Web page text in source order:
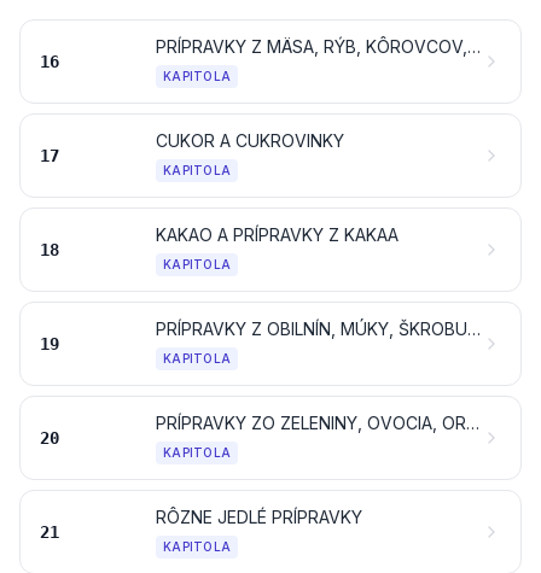
16
PRÍPRAVKY Z MÄSA, RÝB, KÔROVCOV, MÄKKÝŠOV ALEBO OSTATNÝCH VODNÝCH BEZSTAVOVCOV ALEBO HMYZU
KAPITOLA
17
CUKOR A CUKROVINKY
KAPITOLA
18
KAKAO A PRÍPRAVKY Z KAKAA
KAPITOLA
19
PRÍPRAVKY Z OBILNÍN, MÚKY, ŠKROBU ALEBO MLIEKA; CUKRÁRSKE VÝROBKY
KAPITOLA
20
PRÍPRAVKY ZO ZELENINY, OVOCIA, ORECHOV ALEBO OSTATNÝCH ČASTÍ RASTLÍN
KAPITOLA
21
RÔZNE JEDLÉ PRÍPRAVKY
KAPITOLA